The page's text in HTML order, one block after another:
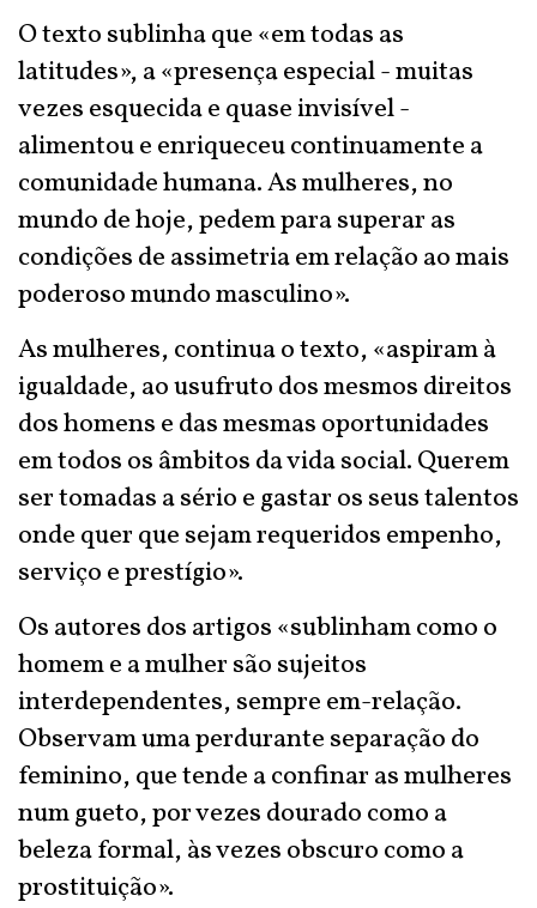
O texto sublinha que «em todas as
latitudes», a «presença especial - muitas
vezes esquecida e quase invisível -
alimentou e enriqueceu continuamente a
comunidade humana. As mulheres, no
mundo de hoje, pedem para superar as
condições de assimetria em relação ao mais
poderoso mundo masculino».
As mulheres, continua o texto, «aspiram à
igualdade, ao usufruto dos mesmos direitos
dos homens e das mesmas oportunidades
em todos os âmbitos da vida social. Querem
ser tomadas a sério e gastar os seus talentos
onde quer que sejam requeridos empenho,
serviço e prestígio».
Os autores dos artigos «sublinham como o
homem e a mulher são sujeitos
interdependentes, sempre em-relação.
Observam uma perdurante separação do
feminino, que tende a confinar as mulheres
num gueto, por vezes dourado como a
beleza formal, às vezes obscuro como a
prostituição».